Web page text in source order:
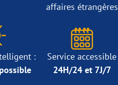
affaires étrangères
:
Service accessible
24H/24 et 7J/7